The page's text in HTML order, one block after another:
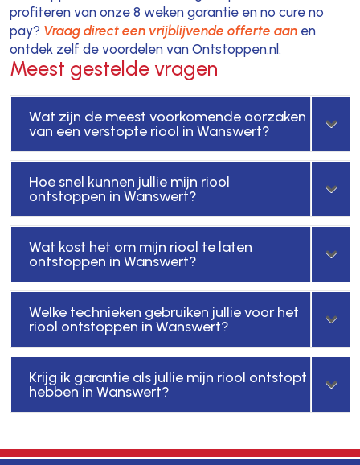
profiteren van onze 8 weken garantie en no cure no
pay? Vraag direct een vrijblijvende offerte aanen
ontdek zelf de voordelen van Ontstoppen.nl.
Meest gestelde vragen
Wat zijn de meest voorkomende oorzaken
van een verstopte riool in Wanswert?
Hoe snel kunnen jullie mijn riool
ontstoppen in Wanswert?
Wat kost het om mijn riool te laten
ontstoppen in Wanswert?
Welke technieken gebruiken jullie voor het
riool ontstoppen in Wanswert?
Krijg ik garantie als jullie mijn riool ontstopt
hebben in Wanswert?